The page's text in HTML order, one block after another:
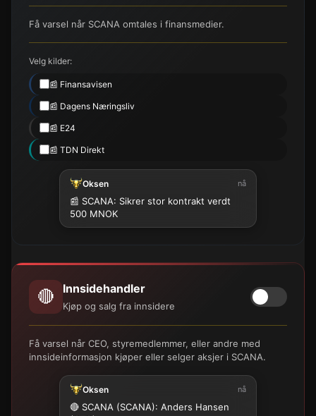
Få varsel når SCANA omtales i finansmedier.
Velg kilder:
📰 Finansavisen
📰 Dagens Næringsliv
📰 E24
📰 TDN Direkt
Oksen nå
📰 SCANA: Sikrer stor kontrakt verdt
500 MNOK
🔴 Innsidehandler
Kjøp og salg fra innsidere
Få varsel når CEO, styremedlemmer, eller andre med
innsideinformasjon kjøper eller selger aksjer i SCANA.
Oksen nå
🔴 SCANA (SCANA): Anders Hansen